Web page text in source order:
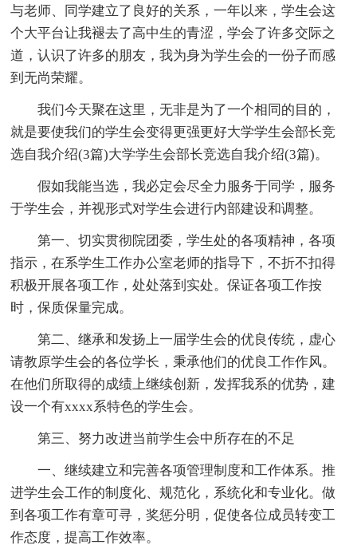
与老师、同学建立了良好的关系，一年以来，学生会这
个大平台让我褪去了高中生的青涩，学会了许多交际之
道，认识了许多的朋友，我为身为学生会的一份子而感
到无尚荣耀。
我们今天聚在这里，无非是为了一个相同的目的，
就是要使我们的学生会变得更强更好大学学生会部长竞
选自我介绍(3篇)大学学生会部长竞选自我介绍(3篇)。
假如我能当选，我必定会尽全力服务于同学，服务
于学生会，并视形式对学生会进行内部建设和调整。
第一、切实贯彻院团委，学生处的各项精神，各项
指示，在系学生工作办公室老师的指导下，不折不扣得
积极开展各项工作，处处落到实处。保证各项工作按
时，保质保量完成。
第二、继承和发扬上一届学生会的优良传统，虚心
请教原学生会的各位学长，秉承他们的优良工作作风。
在他们所取得的成绩上继续创新，发挥我系的优势，建
设一个有xxxx系特色的学生会。
第三、努力改进当前学生会中所存在的不足
一、继续建立和完善各项管理制度和工作体系。推
进学生会工作的制度化、规范化，系统化和专业化。做
到各项工作有章可寻，奖惩分明，促使各位成员转变工
作态度，提高工作效率。